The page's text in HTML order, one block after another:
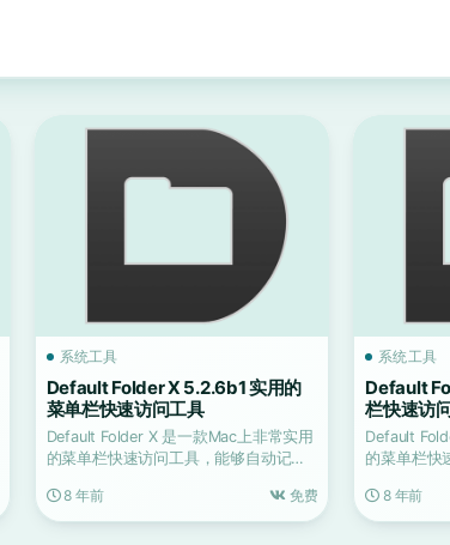
系统工具
Default Folder X 5.2.6b1 实用的
菜单栏快速访问工具
Default Folder X 是一款Mac上非常实用
的菜单栏快速访问工具，能够自动记忆
8 年前
免费
系统工具
Default
栏快速访
Default
的菜单栏快
8 年前